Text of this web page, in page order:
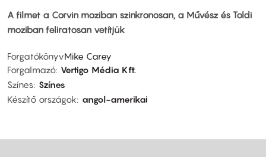
A filmet a Corvin moziban szinkronosan, a Művész és Toldi
moziban feliratosan vetítjük
ForgatókönyvMike Carey
Forgalmazó Vertigo Média Kft.
Színes Színes
Készítő országok
angol-amerikai